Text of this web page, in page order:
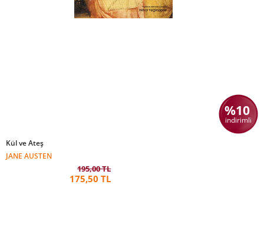
%10
indirimli
Kül ve Ateş
JANE AUSTEN
195,00 TL
175,50 TL